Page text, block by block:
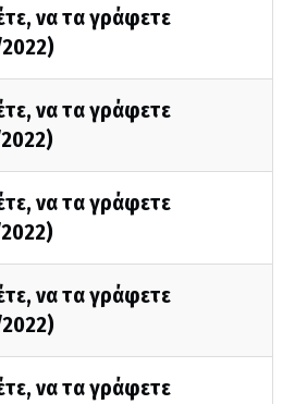
να τα γράφετε
να τα γράφετε
να τα γράφετε
να τα γράφετε
να τα γράφετε